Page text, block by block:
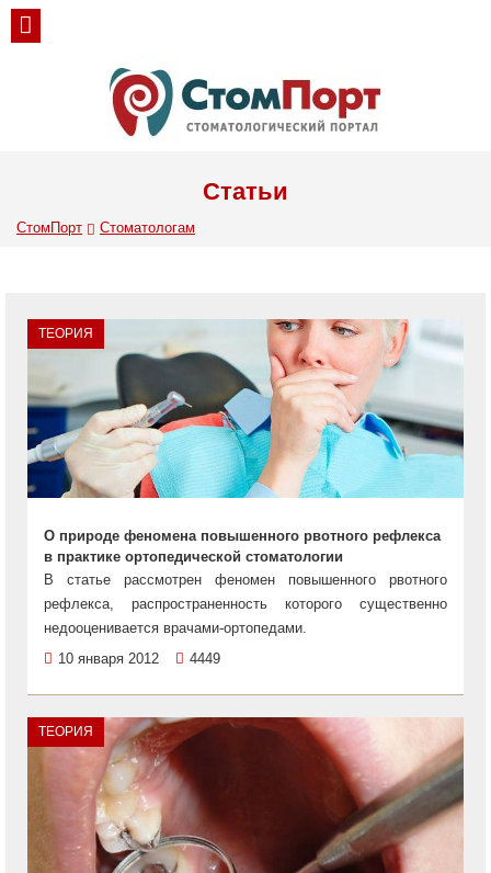
Статьи
СтомПорт Стоматологам
ТЕОРИЯ
О природе феномена повышенного рвотного рефлекса
в практике ортопедической стоматологии
В статье рассмотрен феномен повышенного рвотного
рефлекса, распространенность которого существенно
недооценивается врачами-ортопедами.
10 января 2012
4449
ТЕОРИЯ